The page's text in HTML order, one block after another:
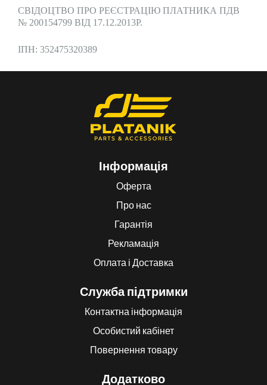
СВІДОЦТВО ПРО РЕЄСТРАЦІЮ ПЛАТНИКА ПДВ
№ 200154799 ВІД 17.12.2013Р.
ІПН: 352475320389
Інформація
Оферта
Про нас
Гарантія
Рекламація
Оплата і Доставка
Служба підтримки
Контактна інформація
Особистий кабінет
Повернення товару
Додатково